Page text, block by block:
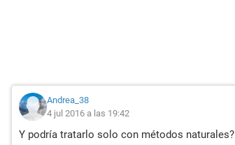
Andrea_38
4 jul 2016 a las 19:42
Y podría tratarlo solo con métodos naturales?